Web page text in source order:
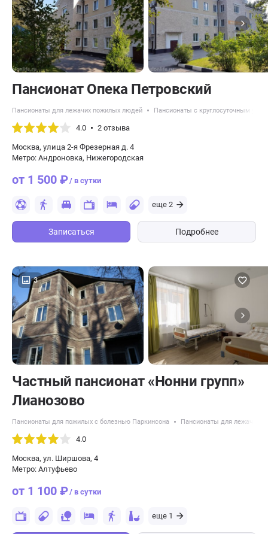
Пансионат Опека Петровский
Пансионаты для лежачих пожилых людей Пансионаты с круглосуточным
4.0 2 отзыва
Москва, улица 2-я Фрезерная д. 4
Метро: Андроновка, Нижегородская
от 1 500 ₽/ в сутки
еще 2
Записаться Подробнее
3
Частный пансионат «Нонни групп»
Лианозово
Пансионаты для пожилых с болезнью Паркинсона Пансионаты для лежачих
4.0
Москва, ул. Ширшова, 4
Метро: Алтуфьево
от 1 100 ₽/ в сутки
еще 1